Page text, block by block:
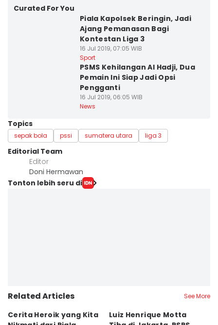
Curated For You
Piala Kapolsek Beringin, Jadi
Ajang Pemanasan Bagi
Kontestan Liga 3
16 Jul 2019, 07:05 WIB
Sport
PSMS Kehilangan Al Hadji, Dua
Pemain Ini Siap Jadi Opsi
Pengganti
16 Jul 2019, 06:05 WIB
News
Topics
sepak bola pssi sumatera utara liga 3
Editorial Team
Editor
Doni Hermawan
Tonton lebih seru di
Related Articles See More
Cerita Heroik yang Kita
Luiz Henrique Motta